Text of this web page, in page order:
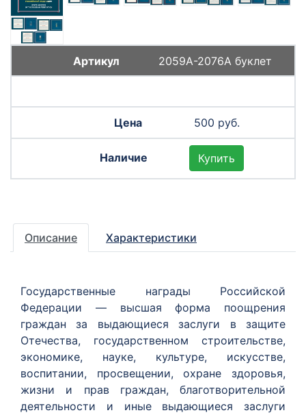
2059А-2076А буклет
500 руб.
Купить
Описание Характеристики
Государственные награды Российской
Федерации — высшая форма поощрения
граждан за выдающиеся заслуги в защите
Отечества, государственном строительстве,
экономике, науке, культуре, искусстве,
воспитании, просвещении, охране здоровья,
жизни и прав граждан, благотворительной
деятельности и иные выдающиеся заслуги